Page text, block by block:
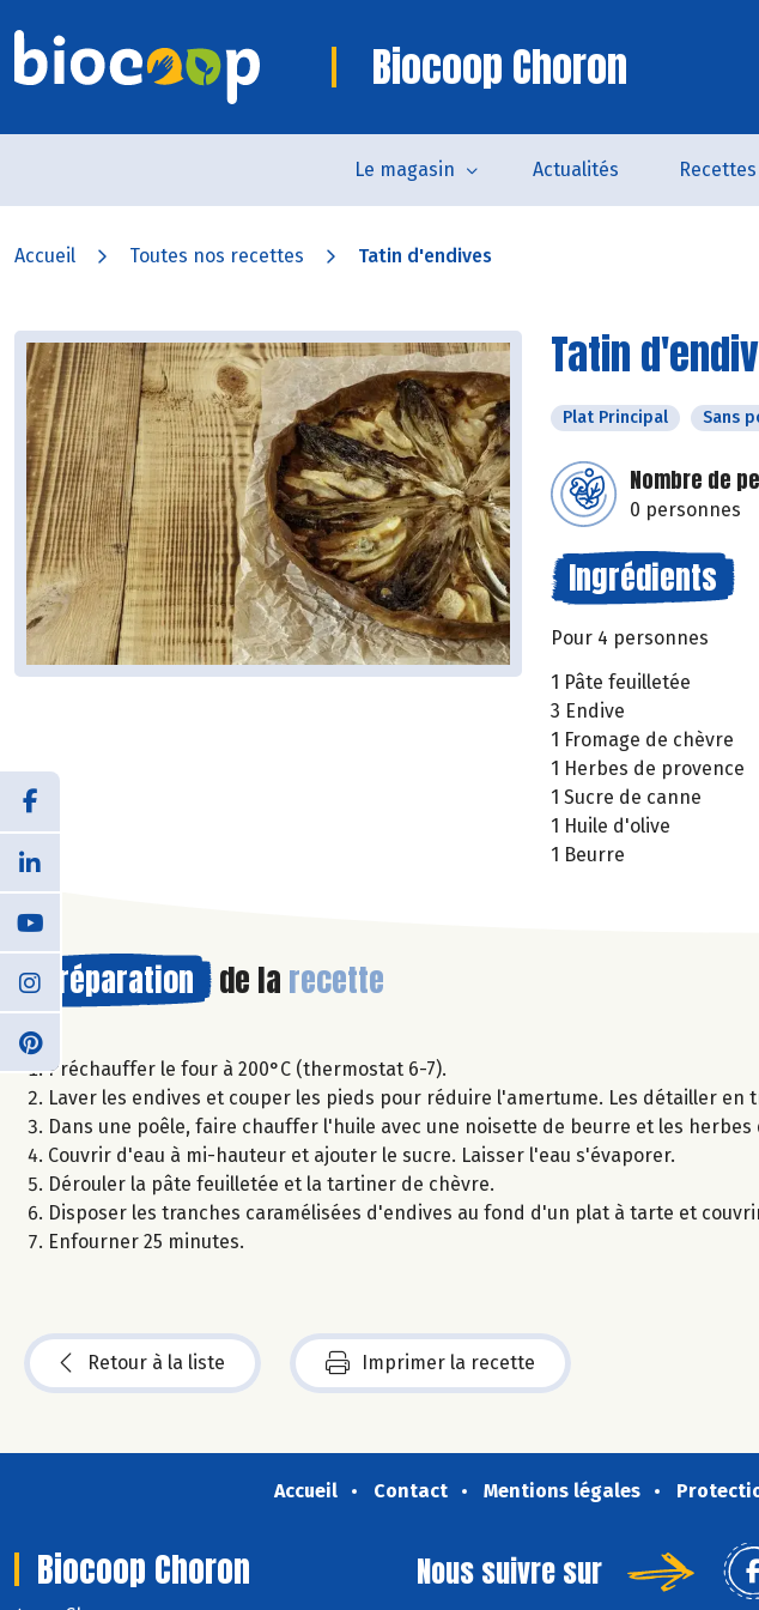
Biocoop Choron
Le magasin Actualités Recettes
Accueil Toutes nos recettes Tatin d'endives
Tatin
Plat Principal Sans
Nombre de
0 personnes
Ingrédients
Pour 4 personnes
1 Pâte feuilletée
3 Endive
1 Fromage de chèvre
1 Herbes de provence
1 Sucre de canne
1 Huile d'olive
1 Beurre
Préparation de la recette
Préchauffer le four à 200°C (thermostat 6-7).
Laver les endives et couper les pieds pour réduire l'amertume. Les détailler en
Dans une poêle, faire chauffer l'huile avec une noisette de beurre et les
Couvrir d'eau à mi-hauteur et ajouter le sucre. Laisser l'eau s'évaporer.
Dérouler la pâte feuilletée et la tartiner de chèvre.
Disposer les tranches caramélisées d'endives au fond d'un plat à tarte et
Enfourner 25 minutes.
Retour à la liste Imprimer la recette
Accueil Contact Mentions légales
Biocoop Choron Nous suivre sur